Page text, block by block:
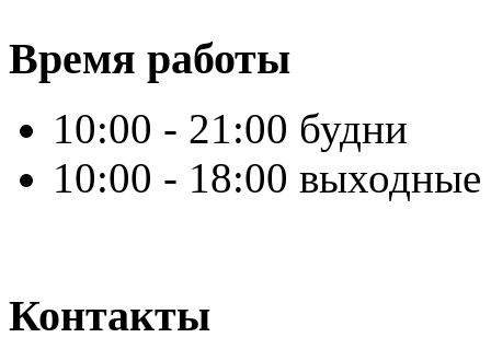
Время работы
10:00 - 21:00 будни
10:00 - 18:00 выходные
Контакты